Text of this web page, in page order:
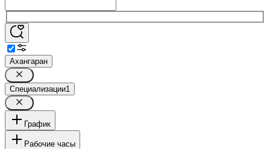
Ахангаран
Специализации1
График
Рабочие часы